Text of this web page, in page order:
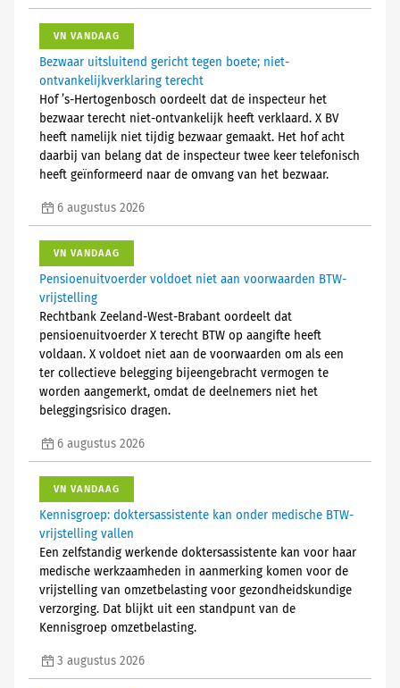
VN VANDAAG
Bezwaar uitsluitend gericht tegen boete; niet-
ontvankelijkverklaring terecht
Hof ’s-Hertogenbosch oordeelt dat de inspecteur het
bezwaar terecht niet-ontvankelijk heeft verklaard. X BV
heeft namelijk niet tijdig bezwaar gemaakt. Het hof acht
daarbij van belang dat de inspecteur twee keer telefonisch
heeft geïnformeerd naar de omvang van het bezwaar.
6 augustus 2026
VN VANDAAG
Pensioenuitvoerder voldoet niet aan voorwaarden BTW-
vrijstelling
Rechtbank Zeeland-West-Brabant oordeelt dat
pensioenuitvoerder X terecht BTW op aangifte heeft
voldaan. X voldoet niet aan de voorwaarden om als een
ter collectieve belegging bijeengebracht vermogen te
worden aangemerkt, omdat de deelnemers niet het
beleggingsrisico dragen.
6 augustus 2026
VN VANDAAG
Kennisgroep: doktersassistente kan onder medische BTW-
vrijstelling vallen
Een zelfstandig werkende doktersassistente kan voor haar
medische werkzaamheden in aanmerking komen voor de
vrijstelling van omzetbelasting voor gezondheidskundige
verzorging. Dat blijkt uit een standpunt van de
Kennisgroep omzetbelasting.
3 augustus 2026